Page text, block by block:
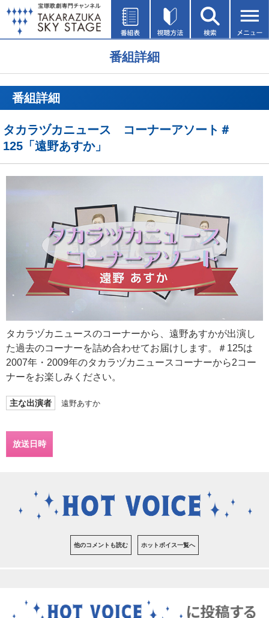
番組詳細
番組詳細
タカラヅカニュース コーナーアソート＃
125「遠野あすか」
タカラヅカニュースのコーナーから、遠野あすかが出演し
た過去のコーナーを詰め合わせてお届けします。＃125は
2007年・2009年のタカラヅカニュースコーナーから2コー
ナーをお楽しみください。
主な出演者 遠野あすか
放送日時
他のコメントも読む ホットボイス一覧へ